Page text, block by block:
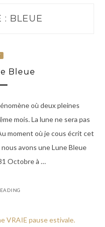
: BLEUE
Bleue
où deux pleines
mois. La lune ne sera pas
moment où je cous écrit cet
avons une Lune Bleue
Octobre à …